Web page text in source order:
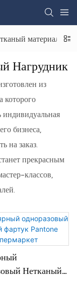
материал СС
Нагрудник
из
которого
бизнеса,
на заказ.
прекрасным
классов,
Нетканый